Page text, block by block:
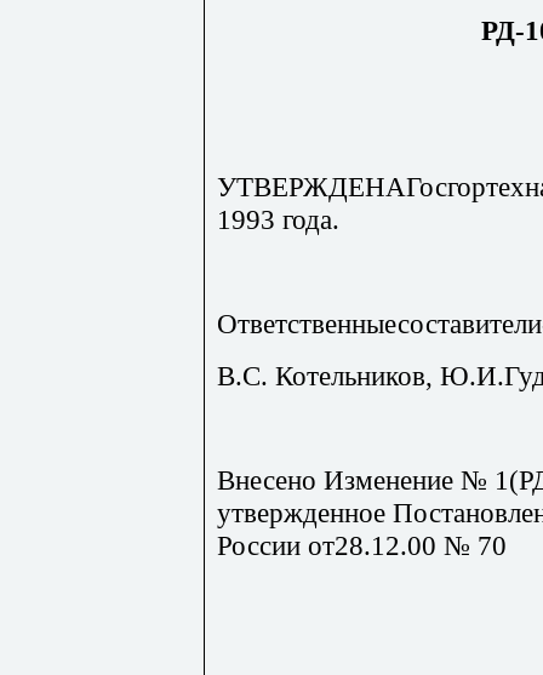
РД-
1993 года.
В.С. Котельников,
Внесено Изменение №
утвержденное
России от28.12.00 № 70